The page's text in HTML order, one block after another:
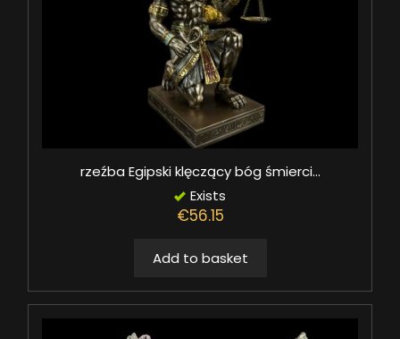
rzeźba Egipski klęczący bóg śmierci...
Exists
€56.15
Add to basket